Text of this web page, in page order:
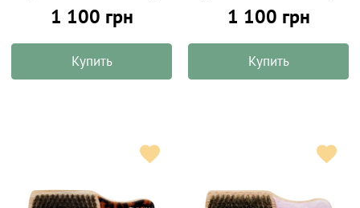
1 100 грн
Купить
1 100 грн
Купить